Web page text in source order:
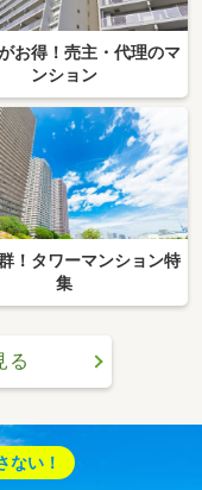
お得！売主・代理のマ
ンション
！タワーマンション特
集
る
ない！